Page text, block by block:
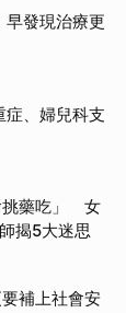
早發現治療更
、婦兒科支
挑藥吃」 女
揭5大迷思
補上社會安